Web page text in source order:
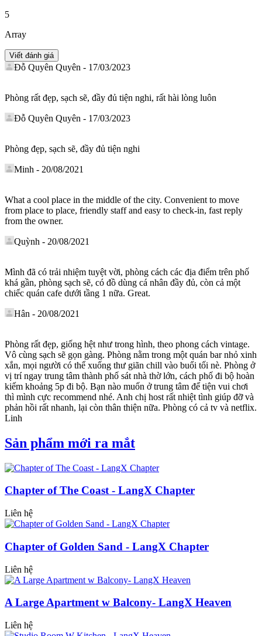
5
Array
Đỗ Quyên Quyên - 17/03/2023
Phòng rất đẹp, sạch sẽ, đầy đủ tiện nghi, rất hài lòng luôn
Đỗ Quyên Quyên - 17/03/2023
Phòng đẹp, sạch sẽ, đầy đủ tiện nghi
Minh - 20/08/2021
What a cool place in the middle of the city. Convenient to move
from place to place, friendly staff and easy to check-in, fast reply
from the owner.
Quỳnh - 20/08/2021
Mình đã có trải nhiệm tuyệt vời, phòng cách các địa điểm trên phố
khá gần, phòng sạch sẽ, có đồ dùng cá nhân đầy đủ, còn cả một
chiếc quán cafe dưới tầng 1 nữa. Great.
Hân - 20/08/2021
Phòng rất đẹp, giống hệt như trong hình, theo phong cách vintage.
Vô cùng sạch sẽ gọn gàng. Phòng nằm trong một quán bar nhỏ xinh
xắn, mọi người có thể xuống thư giãn chill vào buổi tối nè. Phòng ở
vị trí ngay trung tâm thành phố sát nhà thờ lớn, cách phố đi bộ hoàn
kiếm khoảng 5p đi bộ. Bạn nào muốn ở trung tâm để tiện vui chơi
thì mình cực recommend nhé. Anh chị host rất nhiệt tình giúp đỡ và
phản hồi rất nhanh, lại còn thân thiện nữa. Phòng có cả tv và netflix.
Linh
Sản phẩm mới ra mắt
Chapter of The Coast - LangX Chapter
Liên hệ
Chapter of Golden Sand - LangX Chapter
Liên hệ
A Large Apartment w Balcony- LangX Heaven
Liên hệ